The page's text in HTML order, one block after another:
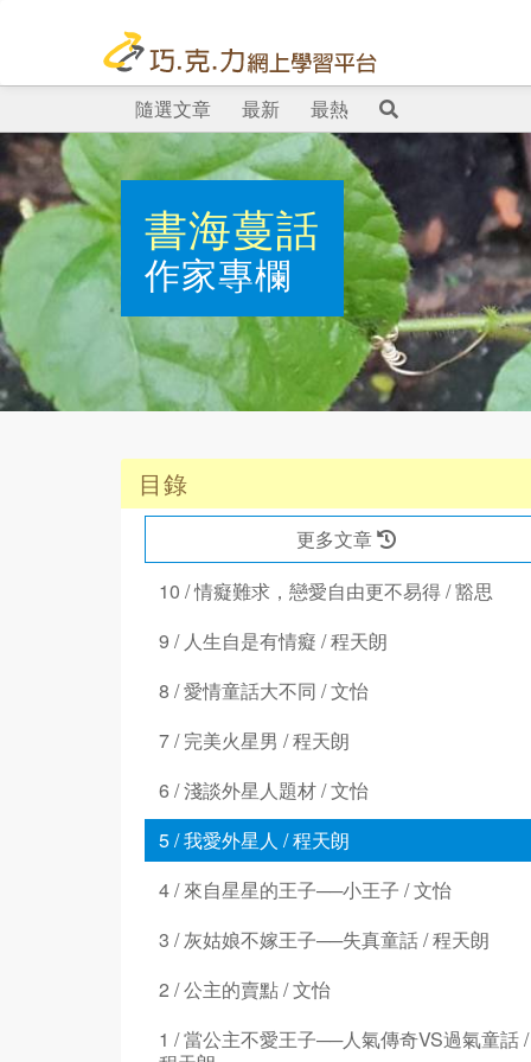
隨選文章 最新 最熱
書海蔓話
作家專欄
目錄
更多文章
10 / 情癡難求，戀愛自由更不易得 / 豁思
9 / 人生自是有情癡 / 程天朗
8 / 愛情童話大不同 / 文怡
7 / 完美火星男 / 程天朗
6 / 淺談外星人題材 / 文怡
5 / 我愛外星人 / 程天朗
4 / 來自星星的王子──小王子 / 文怡
3 / 灰姑娘不嫁王子──失真童話 / 程天朗
2 / 公主的賣點 / 文怡
1 / 當公主不愛王子──人氣傳奇VS過氣童話 /